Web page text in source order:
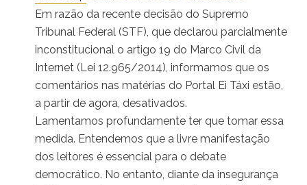
Em razão da recente decisão do Supremo
Tribunal Federal (STF), que declarou parcialmente
inconstitucional o artigo 19 do Marco Civil da
Internet (Lei 12.965/2014), informamos que os
comentários nas matérias do Portal Ei Táxi estão,
a partir de agora, desativados.
Lamentamos profundamente ter que tomar essa
medida. Entendemos que a livre manifestação
dos leitores é essencial para o debate
democrático. No entanto, diante da insegurança